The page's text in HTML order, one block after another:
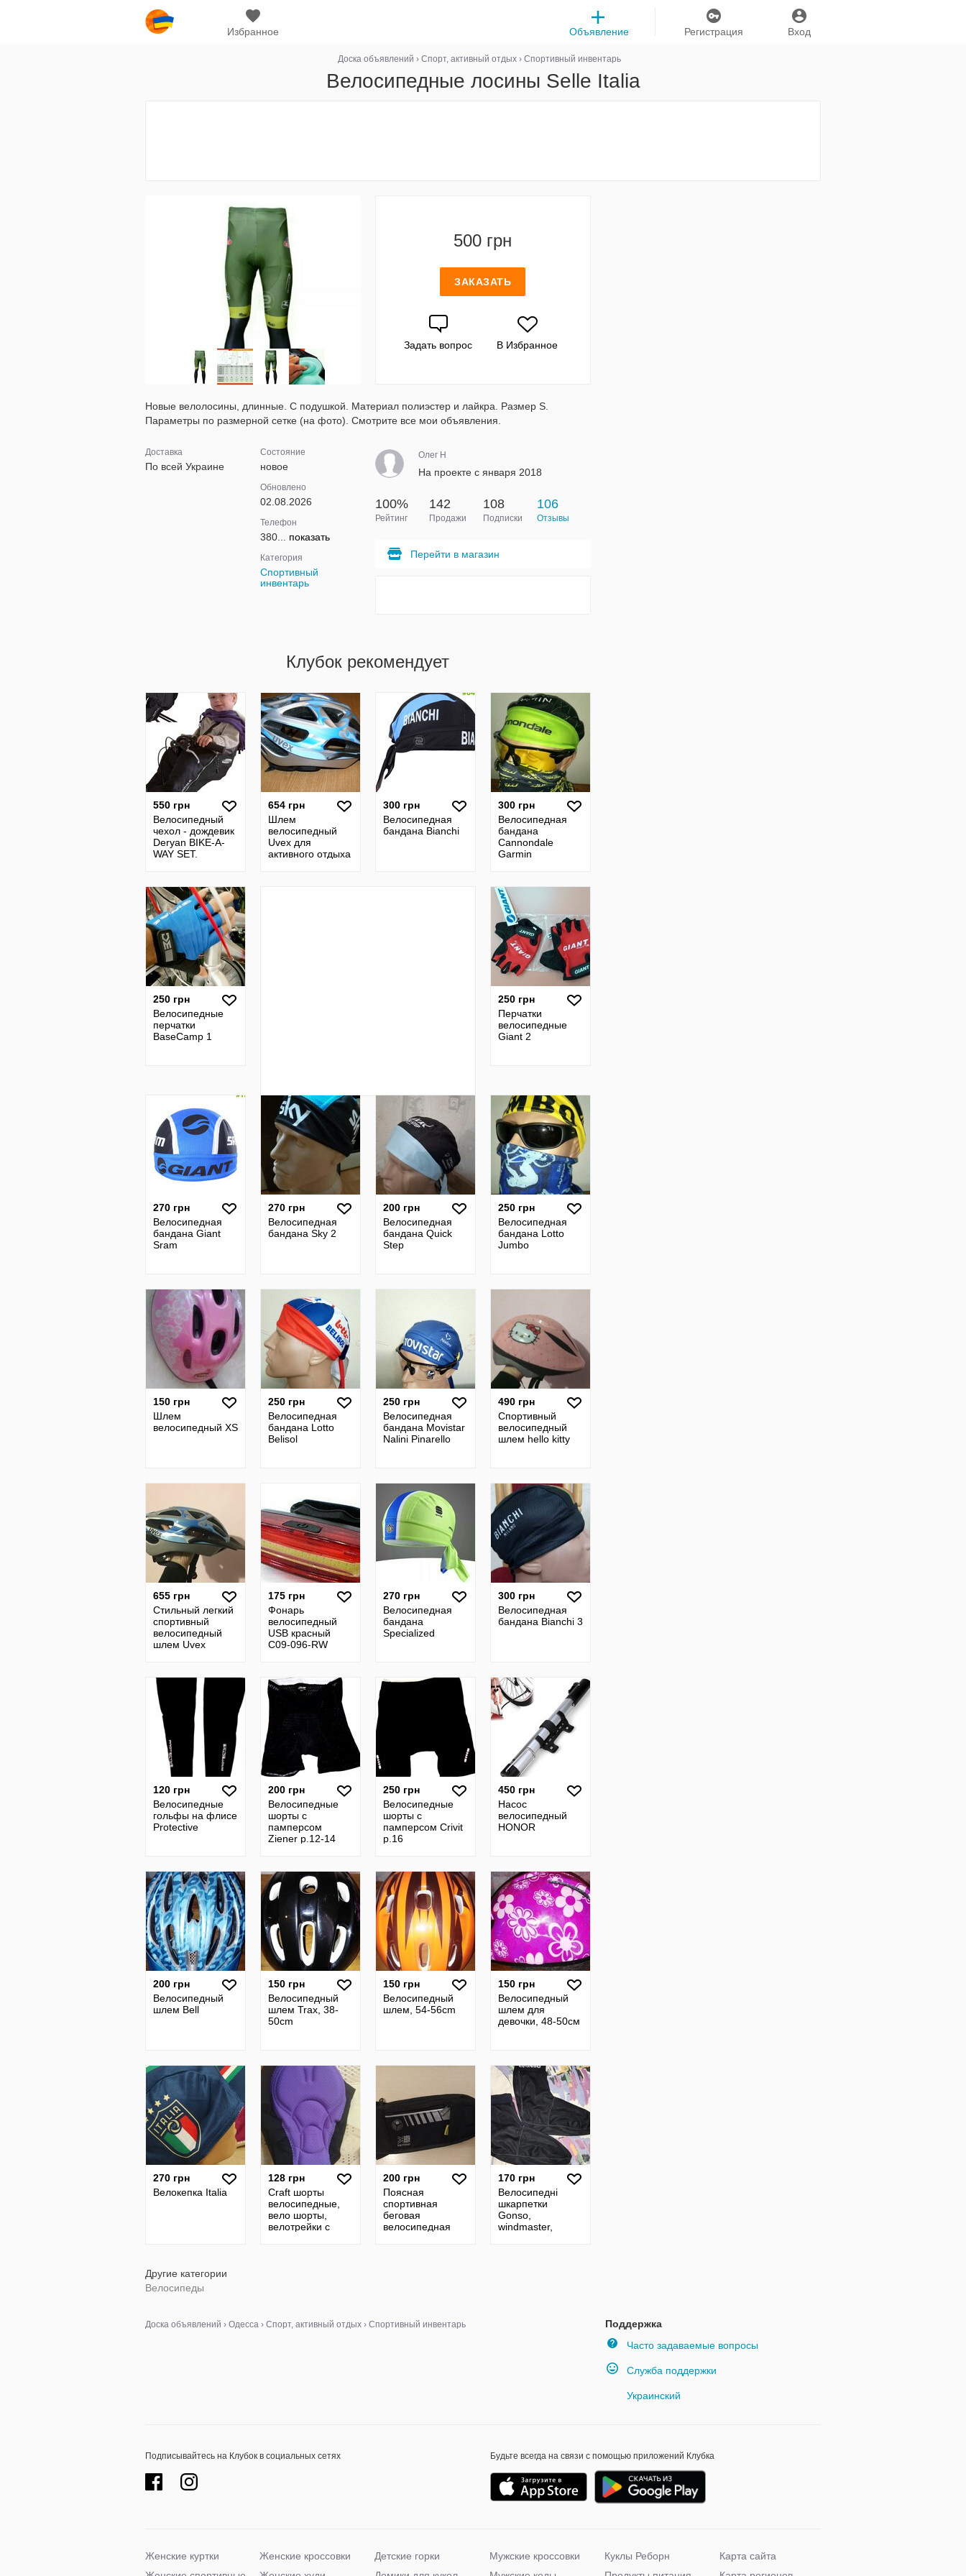
Избранное Вход
Регистрация
Объявление
Доска объявлений › Спорт, активный отдых › Спортивный инвентарь
Велосипедные лосины Selle Italia
500 грн
ЗАКАЗАТЬ
Задать вопрос В Избранное
Новые велолосины, длинные. С подушкой. Материал полиэстер и лайкра. Размер S.
Параметры по размерной сетке (на фото). Смотрите все мои объявления.
Доставка
По всей Украине
Состояние
новое
Обновлено
02.08.2026
Телефон
380... показать
Категория
Спортивный
инвентарь
Олег H
На проекте с января 2018
100%
Рейтинг
142
Продажи
108
Подписки
106
Отзывы
Перейти в магазин
Клубок рекомендует
550 грн
Велосипедный
чехол - дождевик
Deryan BIKE-A-
WAY SET.
654 грн
Шлем
велосипедный
Uvex для
активного отдыха
300 грн
Велосипедная
бандана Bianchi
300 грн
Велосипедная
бандана
Cannondale
Garmin
250 грн
Велосипедные
перчатки
BaseCamp 1
250 грн
Перчатки
велосипедные
Giant 2
270 грн
Велосипедная
бандана Giant
Sram
270 грн
Велосипедная
бандана Sky 2
200 грн
Велосипедная
бандана Quick
Step
250 грн
Велосипедная
бандана Lotto
Jumbo
150 грн
Шлем
велосипедный XS
250 грн
Велосипедная
бандана Lotto
Belisol
250 грн
Велосипедная
бандана Movistar
Nalini Pinarello
490 грн
Спортивный
велосипедный
шлем hello kitty
655 грн
Стильный легкий
спортивный
велосипедный
шлем Uvex
175 грн
Фонарь
велосипедный
USB красный
C09-096-RW
270 грн
Велосипедная
бандана
Specialized
300 грн
Велосипедная
бандана Bianchi 3
120 грн
Велосипедные
гольфы на флисе
Protective
200 грн
Велосипедные
шорты с
памперсом
Ziener р.12-14
250 грн
Велосипедные
шорты с
памперсом Crivit
р.16
450 грн
Насос
велосипедный
HONOR
200 грн
Велосипедный
шлем Bell
150 грн
Велосипедный
шлем Trax, 38-
50cm
150 грн
Велосипедный
шлем, 54-56cm
150 грн
Велосипедный
шлем для
девочки, 48-50см
270 грн
Велокепка Italia
128 грн
Craft шорты
велосипедные,
вело шорты,
велотрейки с
200 грн
Поясная
спортивная
беговая
велосипедная
170 грн
Велосипедні
шкарпетки
Gonso,
windmaster,
Другие категории
Велосипеды
Поддержка
Часто задаваемые вопросы
Служба поддержки
Украинский
Доска объявлений › Одесса › Спорт, активный отдых › Спортивный инвентарь
Подписывайтесь на Клубок в социальных сетях Будьте всегда на связи с помощью приложений Клубка
Женские куртки
Женские кроссовки
Детские горки
Мужские кроссовки
Куклы Реборн
Карта сайта